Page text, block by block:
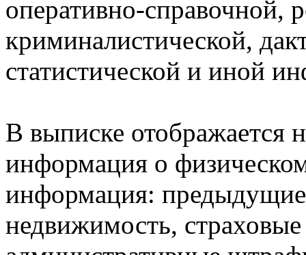
оперативно-справочной,
криминалистической,
статистической и иной
В выписке отображается
информация о
информация:
недвижимость,